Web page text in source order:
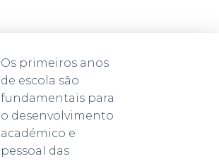
Os primeiros anos
de escola são
fundamentais para
o desenvolvimento
académico e
pessoal das